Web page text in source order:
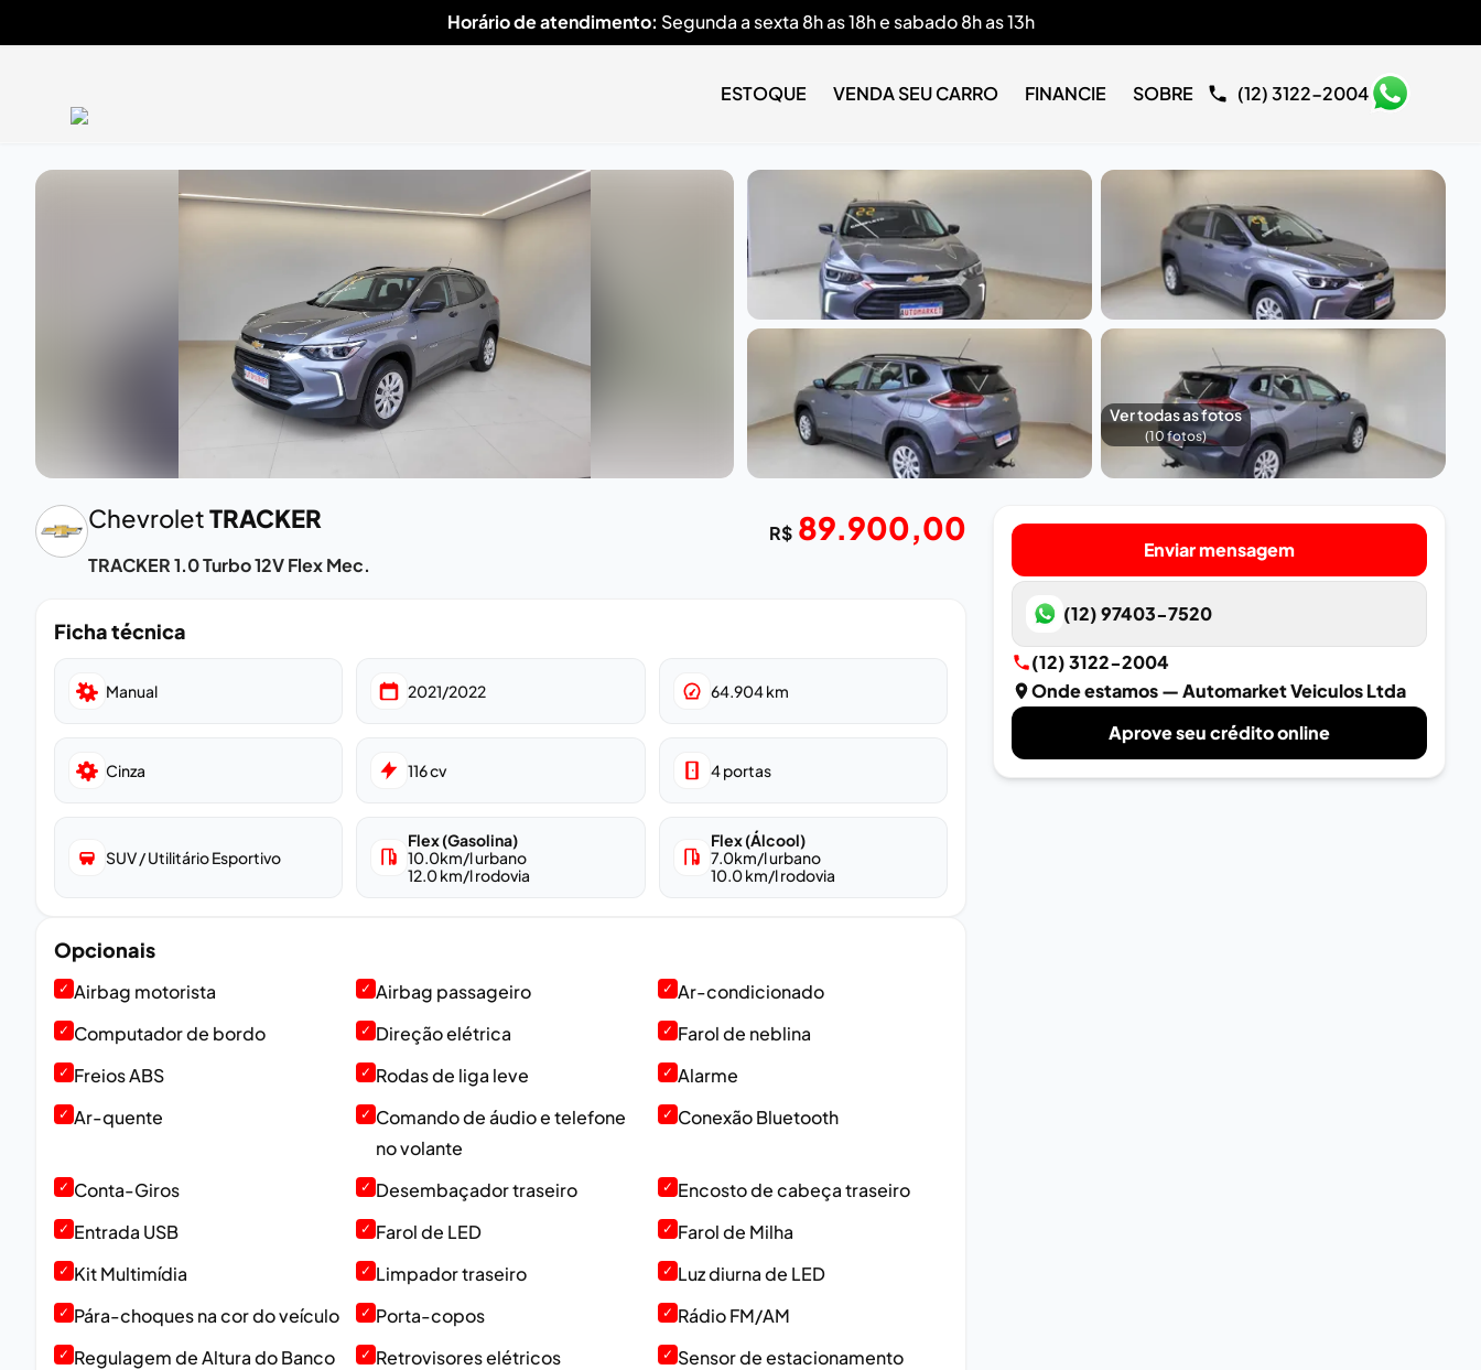
Horário de atendimento: Segunda a sexta 8h as 18h e sabado 8h as 13h
ESTOQUE VENDA SEU CARRO FINANCIE SOBRE (12) 3122-2004
Ver todas as fotos
(10fotos)
ChevroletTRACKER
TRACKER 1.0 Turbo 12V Flex Mec.
R$ 89.900,00
Ficha técnica
Manual 2021/2022 64.904km
Cinza 116cv 4portas
SUV / Utilitário Esportivo
Flex (Gasolina)
10.0km/l urbano
12.0km/l rodovia
Flex (Álcool)
7.0km/l urbano
10.0km/l rodovia
Opcionais
✓ Airbag motorista ✓ Airbag passageiro ✓ Ar-condicionado
✓ Computador de bordo ✓ Direção elétrica ✓ Farol de neblina
✓ Freios ABS ✓ Rodas de liga leve ✓ Alarme
✓ Ar-quente ✓ Comando de áudio e telefone
no volante
✓ Conexão Bluetooth
✓ Conta-Giros ✓ Desembaçador traseiro ✓ Encosto de cabeça traseiro
✓ Entrada USB ✓ Farol de LED ✓ Farol de Milha
✓ Kit Multimídia ✓ Limpador traseiro ✓ Luz diurna de LED
✓ Pára-choques na cor do veículo ✓ Porta-copos ✓ Rádio FM/AM
✓ Regulagem de Altura do Banco ✓ Retrovisores elétricos ✓ Sensor de estacionamento
Enviar mensagem
(12) 97403-7520
(12) 3122-2004
Onde estamos— Automarket Veiculos Ltda
Aprove seu crédito online